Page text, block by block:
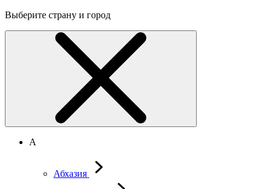
Выберите страну и город
А
Абхазия